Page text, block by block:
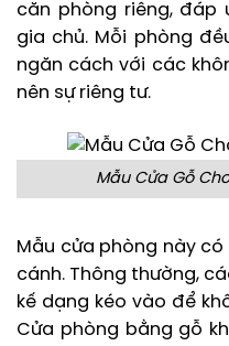
căn phòng riêng, đáp
gia chủ. Mỗi phòng
ngăn cách với các
nên sự riêng tư.
Mẫu Cửa Gỗ
Mẫu cửa phòng này
cánh. Thông thường,
kế dạng kéo vào để
Cửa phòng bằng gỗ